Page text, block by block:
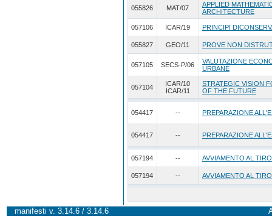
055826 MAT/07
APPLIED
ARCHITECTURE
057106 ICAR/19 PRINCIPI
055827 GEO/11 PROVE NON
057105 SECS-P/06
VALUTAZIONE
URBANE
057104
ICAR/10
ICAR/11
STRATEGIC VISION
OF THE FUTURE
054417 -- PREPARAZIONE
054417 -- PREPARAZIONE
057194 -- AVVIAMENTO AL
057194 -- AVVIAMENTO AL
manifesti v. 3.14.6 / 3.14.6